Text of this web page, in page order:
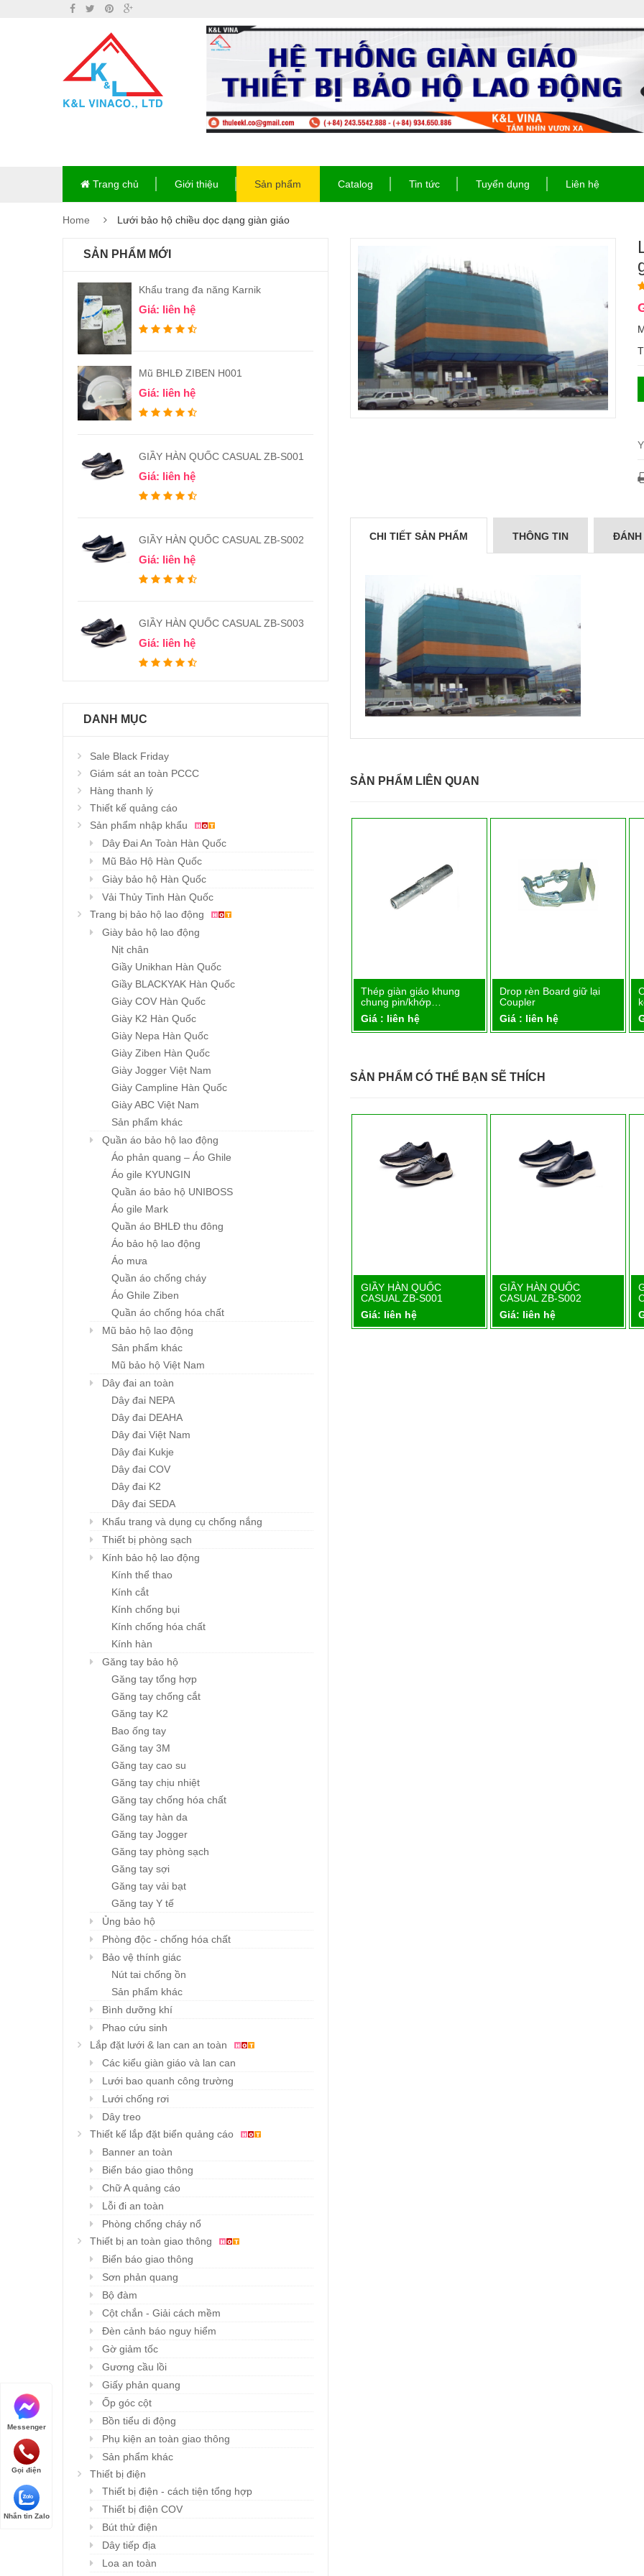
Trang chủ Giới thiệu Sản phẩm Catalog Tin tức Tuyển dụng Liên hệ
Home Lưới bảo hộ chiều dọc dạng giàn giáo
SẢN PHẨM MỚI
Khẩu trang đa năng Karnik
Giá: liên hệ
Mũ BHLĐ ZIBEN H001
Giá: liên hệ
GIẦY HÀN QUỐC CASUAL ZB-S001
Giá: liên hệ
GIẦY HÀN QUỐC CASUAL ZB-S002
Giá: liên hệ
GIẦY HÀN QUỐC CASUAL ZB-S003
Giá: liên hệ
DANH MỤC
Sale Black Friday
Giám sát an toàn PCCC
Hàng thanh lý
Thiết kế quảng cáo
Sản phẩm nhập khẩu
Dây Đai An Toàn Hàn Quốc
Mũ Bảo Hộ Hàn Quốc
Giày bảo hộ Hàn Quốc
Vải Thủy Tinh Hàn Quốc
Trang bị bảo hộ lao động
Giày bảo hộ lao động
Nịt chân
Giầy Unikhan Hàn Quốc
Giầy BLACKYAK Hàn Quốc
Giày COV Hàn Quốc
Giày K2 Hàn Quốc
Giày Nepa Hàn Quốc
Giày Ziben Hàn Quốc
Giày Jogger Việt Nam
Giày Campline Hàn Quốc
Giày ABC Việt Nam
Sản phẩm khác
Quần áo bảo hộ lao động
Áo phản quang – Áo Ghile
Áo gile KYUNGIN
Quần áo bảo hộ UNIBOSS
Áo gile Mark
Quần áo BHLĐ thu đông
Áo bảo hộ lao động
Áo mưa
Quần áo chống cháy
Áo Ghile Ziben
Quần áo chống hóa chất
Mũ bảo hộ lao động
Sản phẩm khác
Mũ bảo hộ Việt Nam
Dây đai an toàn
Dây đai NEPA
Dây đai DEAHA
Dây đai Việt Nam
Dây đai Kukje
Dây đai COV
Dây đai K2
Dây đai SEDA
Khẩu trang và dụng cụ chống nắng
Thiết bị phòng sạch
Kính bảo hộ lao động
Kính thể thao
Kính cắt
Kính chống bụi
Kính chống hóa chất
Kính hàn
Găng tay bảo hộ
Găng tay tổng hợp
Găng tay chống cắt
Găng tay K2
Bao ống tay
Găng tay 3M
Găng tay cao su
Găng tay chịu nhiệt
Găng tay chống hóa chất
Găng tay hàn da
Găng tay Jogger
Găng tay phòng sạch
Găng tay sợi
Găng tay vải bạt
Găng tay Y tế
Ủng bảo hộ
Phòng độc - chống hóa chất
Bảo vệ thính giác
Nút tai chống ồn
Sản phẩm khác
Bình dưỡng khí
Phao cứu sinh
Lắp đặt lưới & lan can an toàn
Các kiểu giàn giáo và lan can
Lưới bao quanh công trường
Lưới chống rơi
Dây treo
Thiết kế lắp đặt biển quảng cáo
Banner an toàn
Biển báo giao thông
Chữ A quảng cáo
Lỗi đi an toàn
Phòng chống cháy nổ
Thiết bị an toàn giao thông
Biển báo giao thông
Sơn phản quang
Bộ đàm
Cột chắn - Giải cách mềm
Đèn cảnh báo nguy hiểm
Gờ giảm tốc
Gương cầu lồi
Giấy phản quang
Ốp góc cột
Bồn tiểu di động
Phụ kiện an toàn giao thông
Sản phẩm khác
Thiết bị điện
Thiết bị điện - cách tiện tổng hợp
Thiết bị điện COV
Bút thử điện
Dây tiếp địa
Loa an toàn
CHI TIẾT SẢN PHẨM THÔNG TIN ĐÁNH
SẢN PHẨM LIÊN QUAN
Chi tiết
Thang Nhôm An Toàn
YDladder YDP-20…
Giá : liên hệ
Khớp Nối Tay Áo
Chi tiết
Thép giàn giáo khung
chung pin/khớp…
Giá : liên hệ
Chi tiết
Drop rèn Board giữ lại
Coupler
Giá : liên hệ
SẢN PHẨM CÓ THỂ BẠN SẼ THÍCH
Chi tiết
Khẩu trang đa năng
Karnik
Giá: liên hệ
Chi tiết
GIẦY HÀN QUỐC
CASUAL ZB-S001
Giá: liên hệ
Chi tiết
GIẦY HÀN QUỐC
CASUAL ZB-S002
Giá: liên hệ
Messenger
Gọi điện
Nhắn tin Zalo